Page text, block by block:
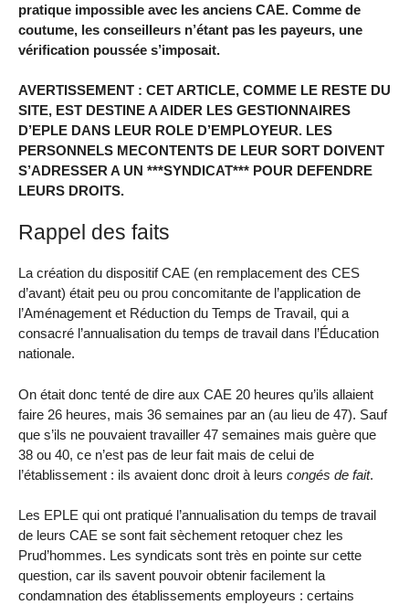
pratique impossible avec les anciens CAE. Comme de
coutume, les conseilleurs n’étant pas les payeurs, une
vérification poussée s’imposait.
AVERTISSEMENT : CET ARTICLE, COMME LE RESTE DU
SITE, EST DESTINE A AIDER LES GESTIONNAIRES
D’EPLE DANS LEUR ROLE D’EMPLOYEUR. LES
PERSONNELS MECONTENTS DE LEUR SORT DOIVENT
S’ADRESSER A UN ***SYNDICAT*** POUR DEFENDRE
LEURS DROITS.
Rappel des faits
La création du dispositif CAE (en remplacement des CES
d’avant) était peu ou prou concomitante de l’application de
l’Aménagement et Réduction du Temps de Travail, qui a
consacré l’annualisation du temps de travail dans l’Éducation
nationale.
On était donc tenté de dire aux CAE 20 heures qu’ils allaient
faire 26 heures, mais 36 semaines par an (au lieu de 47). Sauf
que s’ils ne pouvaient travailler 47 semaines mais guère que
38 ou 40, ce n’est pas de leur fait mais de celui de
l’établissement : ils avaient donc droit à leurs congés de fait.
Les EPLE qui ont pratiqué l’annualisation du temps de travail
de leurs CAE se sont fait sèchement retoquer chez les
Prud’hommes. Les syndicats sont très en pointe sur cette
question, car ils savent pouvoir obtenir facilement la
condamnation des établissements employeurs : certains